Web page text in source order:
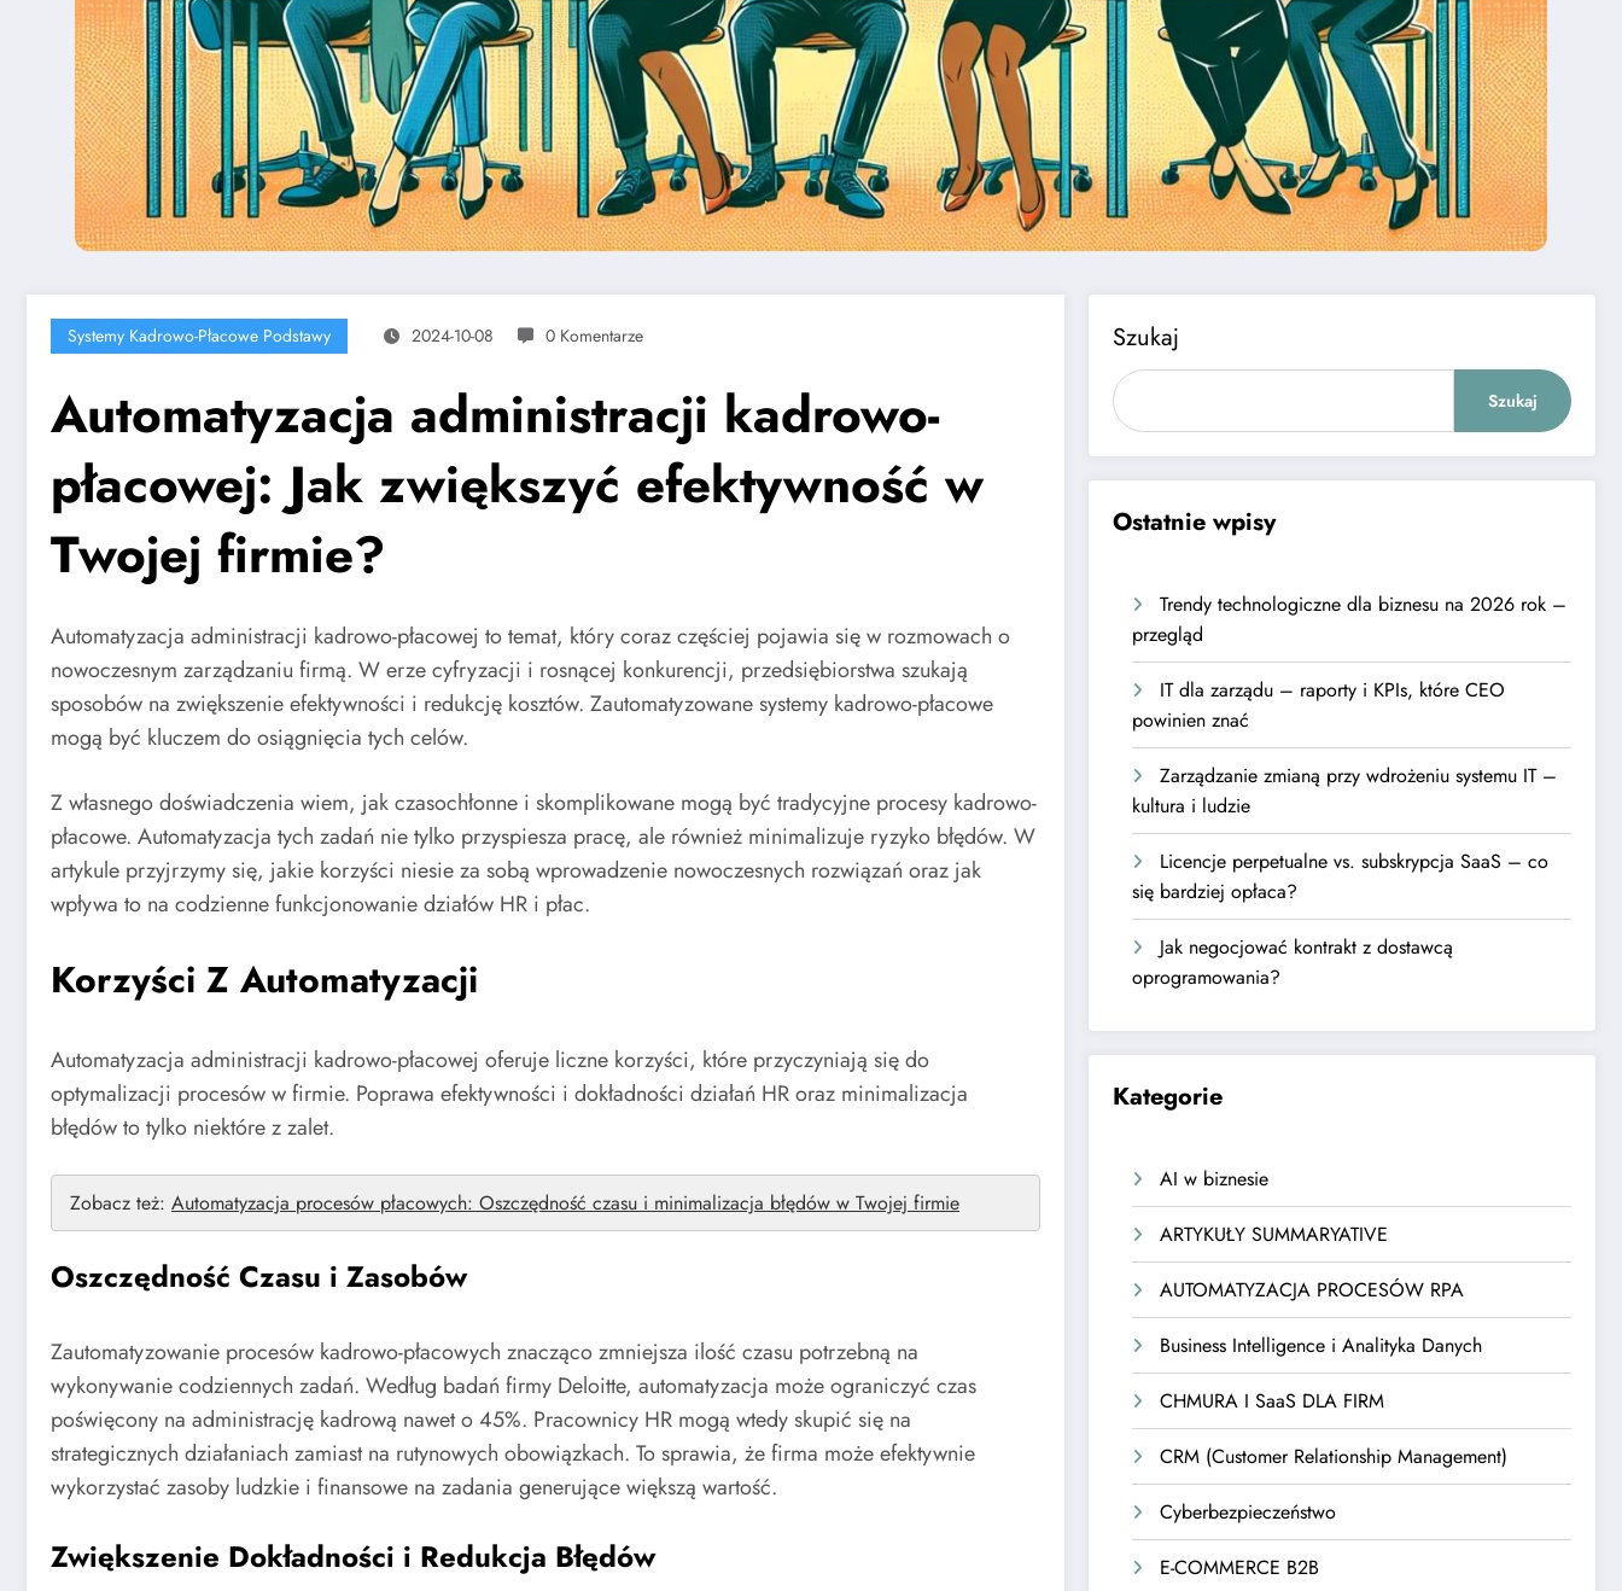
Systemy Kadrowo-Płacowe Podstawy 2024-10-08 0 Komentarze
Automatyzacja administracji kadrowo-
płacowej: Jak zwiększyć efektywność w
Twojej firmie?
Automatyzacja administracji kadrowo-płacowej to temat, który coraz częściej pojawia się w rozmowach o
nowoczesnym zarządzaniu firmą. W erze cyfryzacji i rosnącej konkurencji, przedsiębiorstwa szukają
sposobów na zwiększenie efektywności i redukcję kosztów. Zautomatyzowane systemy kadrowo-płacowe
mogą być kluczem do osiągnięcia tych celów.
Z własnego doświadczenia wiem, jak czasochłonne i skomplikowane mogą być tradycyjne procesy kadrowo-
płacowe. Automatyzacja tych zadań nie tylko przyspiesza pracę, ale również minimalizuje ryzyko błędów. W
artykule przyjrzymy się, jakie korzyści niesie za sobą wprowadzenie nowoczesnych rozwiązań oraz jak
wpływa to na codzienne funkcjonowanie działów HR i płac.
Korzyści Z Automatyzacji
Automatyzacja administracji kadrowo-płacowej oferuje liczne korzyści, które przyczyniają się do
optymalizacji procesów w firmie. Poprawa efektywności i dokładności działań HR oraz minimalizacja
błędów to tylko niektóre z zalet.
Zobacz też: Automatyzacja procesów płacowych: Oszczędność czasu i minimalizacja błędów w Twojej firmie
Oszczędność Czasu i Zasobów
Zautomatyzowanie procesów kadrowo-płacowych znacząco zmniejsza ilość czasu potrzebną na
wykonywanie codziennych zadań. Według badań firmy Deloitte, automatyzacja może ograniczyć czas
poświęcony na administrację kadrową nawet o 45%. Pracownicy HR mogą wtedy skupić się na
strategicznych działaniach zamiast na rutynowych obowiązkach. To sprawia, że firma może efektywnie
wykorzystać zasoby ludzkie i finansowe na zadania generujące większą wartość.
Zwiększenie Dokładności i Redukcja Błędów
Szukaj
Szukaj
Ostatnie wpisy
Trendy technologiczne dla biznesu na 2026 rok –
przegląd
IT dla zarządu – raporty i KPIs, które CEO
powinien znać
Zarządzanie zmianą przy wdrożeniu systemu IT –
kultura i ludzie
Licencje perpetualne vs. subskrypcja SaaS – co
się bardziej opłaca?
Jak negocjować kontrakt z dostawcą
oprogramowania?
Kategorie
AI w biznesie
ARTYKUŁY SUMMARYATIVE
AUTOMATYZACJA PROCESÓW RPA
Business Intelligence i Analityka Danych
CHMURA I SaaS DLA FIRM
CRM (Customer Relationship Management)
Cyberbezpieczeństwo
E-COMMERCE B2B